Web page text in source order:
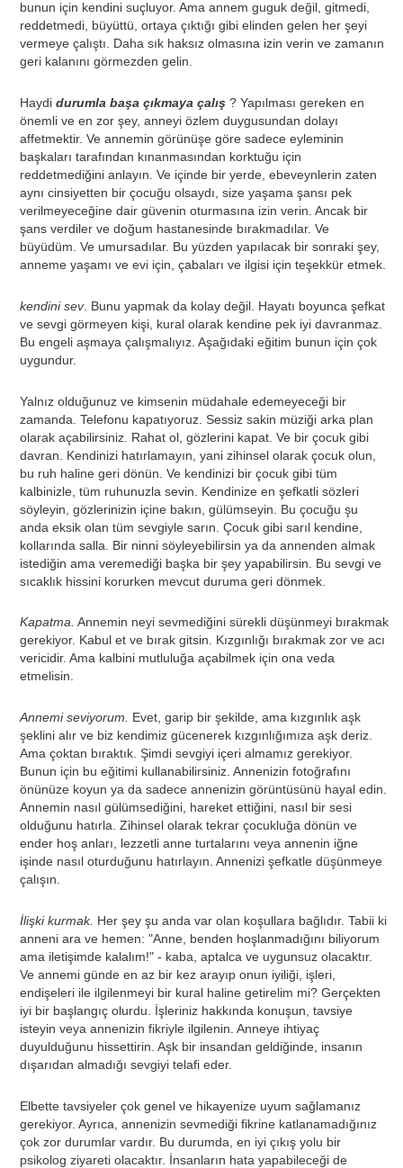
bunun için kendini suçluyor. Ama annem guguk değil, gitmedi,
reddetmedi, büyüttü, ortaya çıktığı gibi elinden gelen her şeyi
vermeye çalıştı. Daha sık haksız olmasına izin verin ve zamanın
geri kalanını görmezden gelin.
Haydi durumla başa çıkmaya çalış ? Yapılması gereken en
önemli ve en zor şey, anneyi özlem duygusundan dolayı
affetmektir. Ve annemin görünüşe göre sadece eyleminin
başkaları tarafından kınanmasından korktuğu için
reddetmediğini anlayın. Ve içinde bir yerde, ebeveynlerin zaten
aynı cinsiyetten bir çocuğu olsaydı, size yaşama şansı pek
verilmeyeceğine dair güvenin oturmasına izin verin. Ancak bir
şans verdiler ve doğum hastanesinde bırakmadılar. Ve
büyüdüm. Ve umursadılar. Bu yüzden yapılacak bir sonraki şey,
anneme yaşamı ve evi için, çabaları ve ilgisi için teşekkür etmek.
kendini sev. Bunu yapmak da kolay değil. Hayatı boyunca şefkat
ve sevgi görmeyen kişi, kural olarak kendine pek iyi davranmaz.
Bu engeli aşmaya çalışmalıyız. Aşağıdaki eğitim bunun için çok
uygundur.
Yalnız olduğunuz ve kimsenin müdahale edemeyeceği bir
zamanda. Telefonu kapatıyoruz. Sessiz sakin müziği arka plan
olarak açabilirsiniz. Rahat ol, gözlerini kapat. Ve bir çocuk gibi
davran. Kendinizi hatırlamayın, yani zihinsel olarak çocuk olun,
bu ruh haline geri dönün. Ve kendinizi bir çocuk gibi tüm
kalbinizle, tüm ruhunuzla sevin. Kendinize en şefkatli sözleri
söyleyin, gözlerinizin içine bakın, gülümseyin. Bu çocuğu şu
anda eksik olan tüm sevgiyle sarın. Çocuk gibi sarıl kendine,
kollarında salla. Bir ninni söyleyebilirsin ya da annenden almak
istediğin ama veremediği başka bir şey yapabilirsin. Bu sevgi ve
sıcaklık hissini korurken mevcut duruma geri dönmek.
Kapatma. Annemin neyi sevmediğini sürekli düşünmeyi bırakmak
gerekiyor. Kabul et ve bırak gitsin. Kızgınlığı bırakmak zor ve acı
vericidir. Ama kalbini mutluluğa açabilmek için ona veda
etmelisin.
Annemi seviyorum.
Evet, garip bir şekilde, ama kızgınlık aşk
şeklini alır ve biz kendimiz gücenerek kızgınlığımıza aşk deriz.
Ama çoktan bıraktık. Şimdi sevgiyi içeri almamız gerekiyor.
Bunun için bu eğitimi kullanabilirsiniz. Annenizin fotoğrafını
önünüze koyun ya da sadece annenizin görüntüsünü hayal edin.
Annemin nasıl gülümsediğini, hareket ettiğini, nasıl bir sesi
olduğunu hatırla. Zihinsel olarak tekrar çocukluğa dönün ve
ender hoş anları, lezzetli anne turtalarını veya annenin iğne
işinde nasıl oturduğunu hatırlayın. Annenizi şefkatle düşünmeye
çalışın.
İlişki kurmak. Her şey şu anda var olan koşullara bağlıdır. Tabii ki
anneni ara ve hemen: "Anne, benden hoşlanmadığını biliyorum
ama iletişimde kalalım!" - kaba, aptalca ve uygunsuz olacaktır.
Ve annemi günde en az bir kez arayıp onun iyiliği, işleri,
endişeleri ile ilgilenmeyi bir kural haline getirelim mi? Gerçekten
iyi bir başlangıç ​​olurdu. İşleriniz hakkında konuşun, tavsiye
isteyin veya annenizin fikriyle ilgilenin. Anneye ihtiyaç
duyulduğunu hissettirin. Aşk bir insandan geldiğinde, insanın
dışarıdan almadığı sevgiyi telafi eder.
Elbette tavsiyeler çok genel ve hikayenize uyum sağlamanız
gerekiyor. Ayrıca, annenizin sevmediği fikrine katlanamadığınız
çok zor durumlar vardır. Bu durumda, en iyi çıkış yolu bir
psikolog ziyareti olacaktır. İnsanların hata yapabileceği de